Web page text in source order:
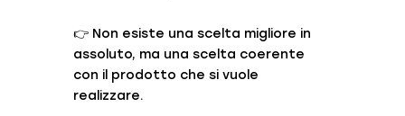
👉 Non esiste una scelta migliore in
assoluto, ma una scelta coerente
con il prodotto che si vuole
realizzare.